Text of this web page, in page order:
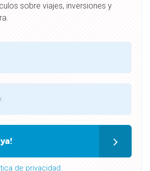
sobre viajes, inversiones y
de privacidad.